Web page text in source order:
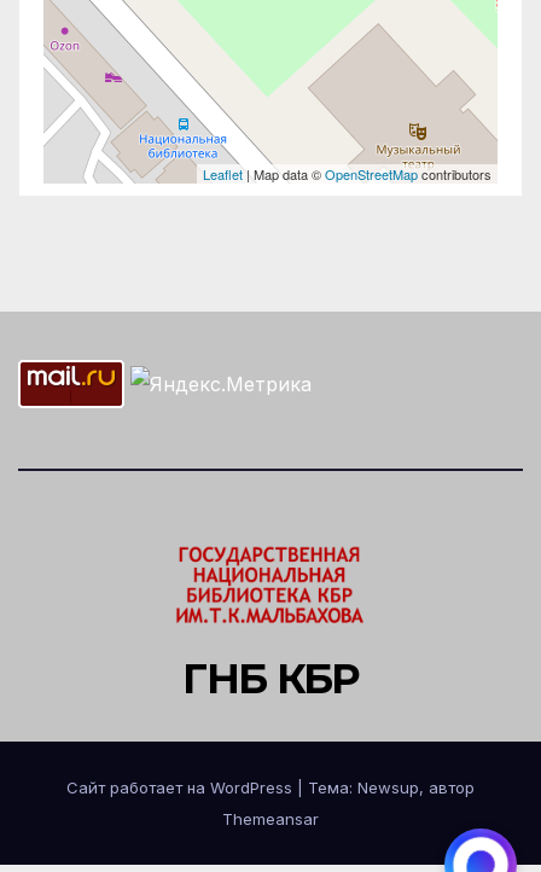
ГНБ КБР
Сайт работает на WordPress
Тема: Newsup, автор
Themeansar